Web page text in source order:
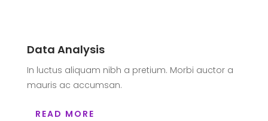
Data Analysis
In luctus aliquam nibh a pretium. Morbi auctor a
mauris ac accumsan.
READ MORE